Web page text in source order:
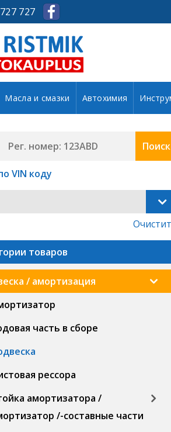
727
Масла и смазки Автохимия
Поиск
VIN коду
товаров
/ амортизация
часть в сборе
рессора
амортизатора /
/-составные части